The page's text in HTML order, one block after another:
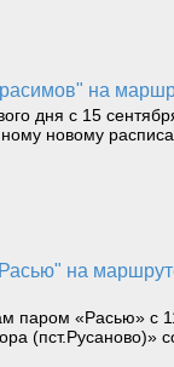
на
дня с 15
новому
паром «Расью» с